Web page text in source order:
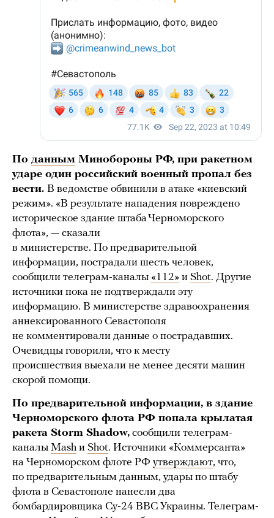
По данным Минобороны РФ, при ракетном
ударе один российский военный пропал без
вести. В ведомстве обвинили в атаке «киевский
режим». «В результате нападения повреждено
историческое здание штаба Черноморского
флота», — сказали
в министерстве. По предварительной
информации, пострадали шесть человек,
сообщили телеграм-каналы «112» и Shot. Другие
источники пока не подтверждали эту
информацию. В министерстве здравоохранения
аннексированного Севастополя
не комментировали данные о пострадавших.
Очевидцы говорили, что к месту
происшествия выехали не менее десяти машин
скорой помощи.
По предварительной информации, в здание
Черноморского флота РФ попала крылатая
ракета Storm Shadow, сообщили телеграм-
каналы Mash и Shot. Источники «Коммерсанта»
на Черноморском флоте РФ утверждают, что,
по предварительным данным, удары по штабу
флота в Севастополе нанесли два
бомбардировщика Су-24 ВВС Украины. Телеграм-